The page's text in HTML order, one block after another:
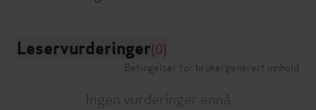
Leservurderinger(0)
Betingelser for brukergenerert innhold
Ingen vurderinger ennå